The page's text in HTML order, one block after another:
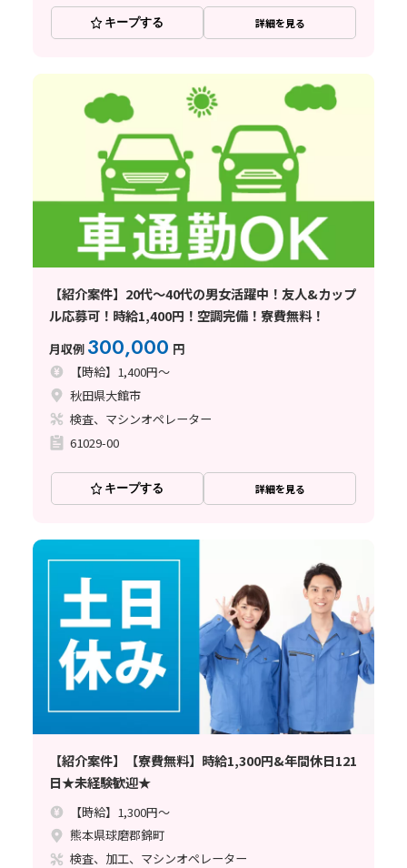
キープする 詳細を見る
【紹介案件】20代～40代の男女活躍中！友人&カップ
ル応募可！時給1,400円！空調完備！寮費無料！
月収例 300,000 円
【時給】1,400円～
秋田県大館市
検査、マシンオペレーター
61029-00
キープする 詳細を見る
【紹介案件】【寮費無料】時給1,300円&年間休日121
日★未経験歓迎★
【時給】1,300円～
熊本県球磨郡錦町
検査、加工、マシンオペレーター